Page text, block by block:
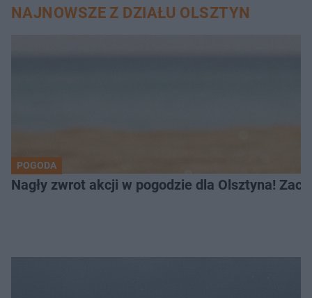
NAJNOWSZE Z DZIAŁU OLSZTYN
POGODA
Nagły zwrot akcji w pogodzie dla Olsztyna!